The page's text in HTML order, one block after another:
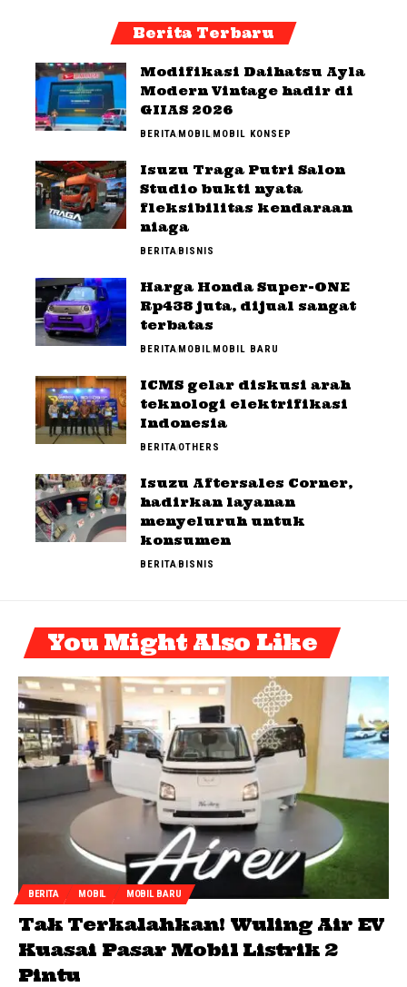
Berita Terbaru
Modifikasi Daihatsu Ayla
Modern Vintage hadir di
GIIAS 2026
BERITAMOBILMOBIL KONSEP
Isuzu Traga Putri Salon
Studio bukti nyata
fleksibilitas kendaraan
niaga
BERITABISNIS
Harga Honda Super-ONE
Rp438 juta, dijual sangat
terbatas
BERITAMOBILMOBIL BARU
ICMS gelar diskusi arah
teknologi elektrifikasi
Indonesia
BERITAOTHERS
Isuzu Aftersales Corner,
hadirkan layanan
menyeluruh untuk
konsumen
BERITABISNIS
You Might Also Like
BERITA MOBIL MOBIL BARU
Tak Terkalahkan! Wuling Air EV
Kuasai Pasar Mobil Listrik 2
Pintu